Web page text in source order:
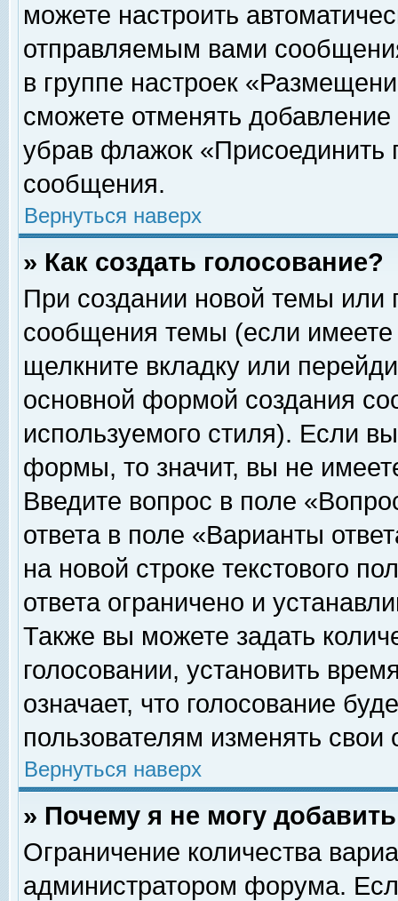
можете настроить
отправляемым вами
в группе настроек
сможете отменять
убрав флажок «Присоединить
сообщения.
Вернуться наверх
» Как создать голосование?
При создании новой темы или
сообщения темы (если
щелкните вкладку или
основной формой создания
используемого стиля). Если
формы, то значит, вы не
Введите вопрос в поле
ответа в поле «Варианты
на новой строке текстового
ответа ограничено и
Также вы можете задать
голосовании, установить
означает, что голосование
пользователям изменять свои
Вернуться наверх
» Почему я не могу
Ограничение количества
администратором форума.